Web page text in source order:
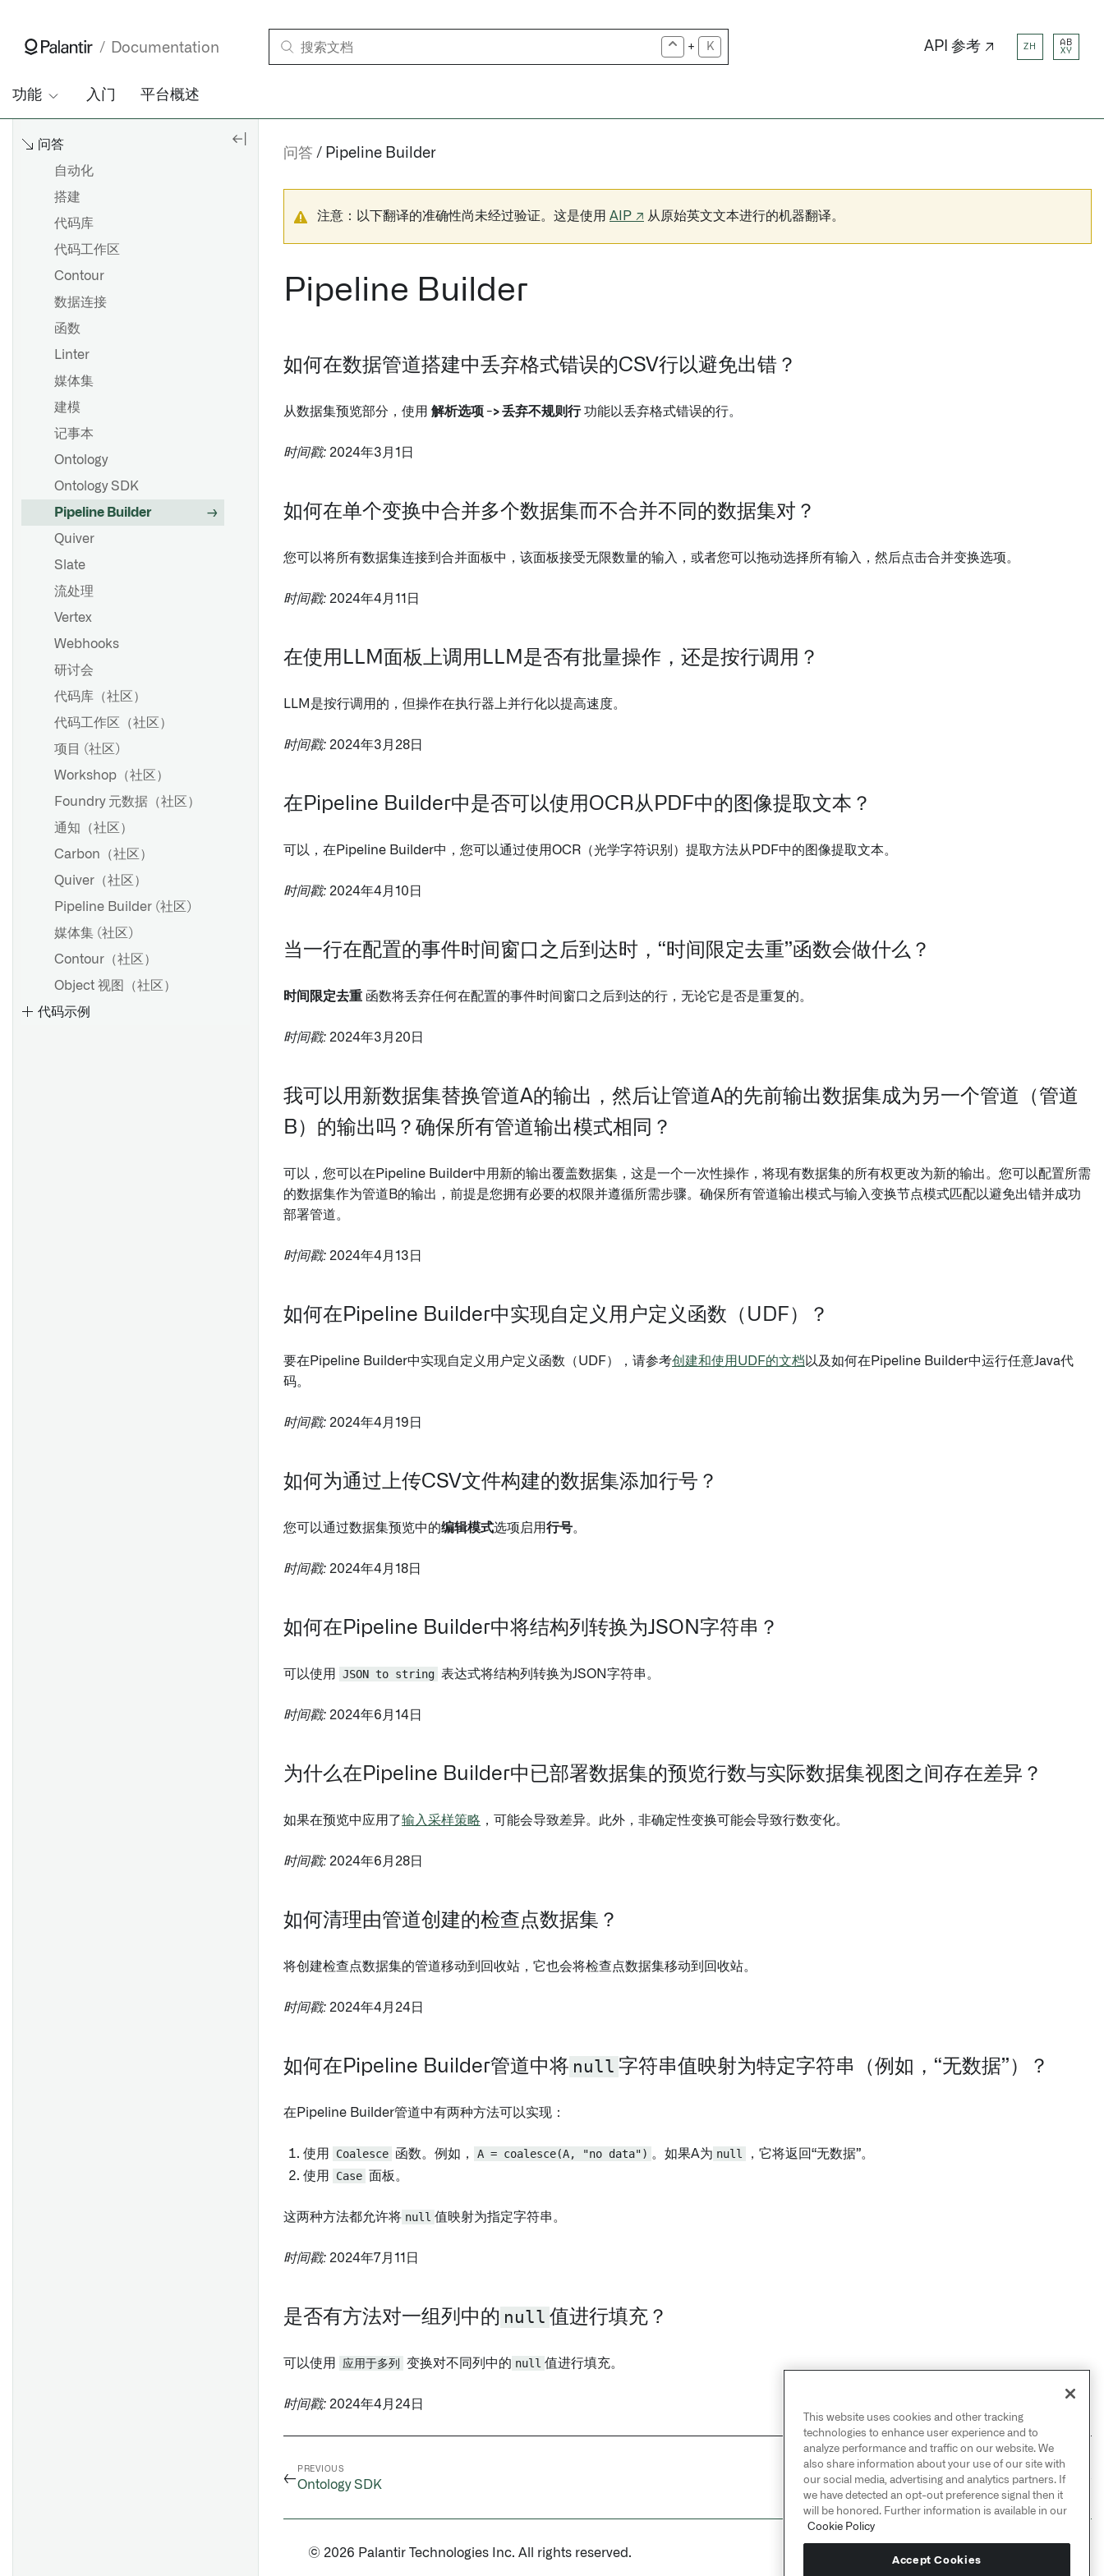
Documentation + K API 参考 ↗ ZH
AB
XY
功能 入门 平台概述
问答
自动化
搭建
代码库
代码工作区
Contour
数据连接
函数
Linter
媒体集
建模
记事本
Ontology
Ontology SDK
Pipeline Builder
Quiver
Slate
流处理
Vertex
Webhooks
研讨会
代码库（社区）
代码工作区（社区）
项目 (社区)
Workshop（社区）
Foundry 元数据（社区）
通知（社区）
Carbon（社区）
Quiver（社区）
Pipeline Builder (社区)
媒体集 (社区)
Contour（社区）
Object 视图（社区）
代码示例
问答 Pipeline Builder
注意：以下翻译的准确性尚未经过验证。这是使用 AIP ↗ 从原始英文文本进行的机器翻译。
Pipeline Builder
如何在数据管道搭建中丢弃格式错误的CSV行以避免出错？
从数据集预览部分，使用 解析选项 -> 丢弃不规则行功能以丢弃格式错误的行。
时间戳: 2024年3月1日
如何在单个变换中合并多个数据集而不合并不同的数据集对？
您可以将所有数据集连接到合并面板中，该面板接受无限数量的输入，或者您可以拖动选择所有输入，然后点击合并变换选项。
时间戳: 2024年4月11日
在使用LLM面板上调用LLM是否有批量操作，还是按行调用？
LLM是按行调用的，但操作在执行器上并行化以提高速度。
时间戳: 2024年3月28日
在Pipeline Builder中是否可以使用OCR从PDF中的图像提取文本？
可以，在Pipeline Builder中，您可以通过使用OCR（光学字符识别）提取方法从PDF中的图像提取文本。
时间戳: 2024年4月10日
当一行在配置的事件时间窗口之后到达时，“时间限定去重”函数会做什么？
时间限定去重 函数将丢弃任何在配置的事件时间窗口之后到达的行，无论它是否是重复的。
时间戳: 2024年3月20日
我可以用新数据集替换管道A的输出，然后让管道A的先前输出数据集成为另一个管道（管道
B）的输出吗？确保所有管道输出模式相同？
可以，您可以在Pipeline Builder中用新的输出覆盖数据集，这是一个一次性操作，将现有数据集的所有权更改为新的输出。您可以配置所需
的数据集作为管道B的输出，前提是您拥有必要的权限并遵循所需步骤。确保所有管道输出模式与输入变换节点模式匹配以避免出错并成功
部署管道。
时间戳: 2024年4月13日
如何在Pipeline Builder中实现自定义用户定义函数（UDF）？
要在Pipeline Builder中实现自定义用户定义函数（UDF），请参考创建和使用UDF的文档 以及如何在Pipeline Builder中运行任意Java代
码。
时间戳: 2024年4月19日
如何为通过上传CSV文件构建的数据集添加行号？
您可以通过数据集预览中的编辑模式选项启用行号。
时间戳: 2024年4月18日
如何在Pipeline Builder中将结构列转换为JSON字符串？
可以使用 JSON to string 表达式将结构列转换为JSON字符串。
时间戳: 2024年6月14日
为什么在Pipeline Builder中已部署数据集的预览行数与实际数据集视图之间存在差异？
如果在预览中应用了输入采样策略 ，可能会导致差异。此外，非确定性变换可能会导致行数变化。
时间戳: 2024年6月28日
如何清理由管道创建的检查点数据集？
将创建检查点数据集的管道移动到回收站，它也会将检查点数据集移动到回收站。
时间戳: 2024年4月24日
如何在Pipeline Builder管道中将 null 字符串值映射为特定字符串（例如，“无数据”）？
在Pipeline Builder管道中有两种方法可以实现：
使用 Coalesce 函数。例如， A = coalesce(A, "no data") 。如果A为 null
，它将返回“无数据”。
使用
Case 面板。
这两种方法都允许将 null 值映射为指定字符串。
时间戳: 2024年7月11日
是否有方法对一组列中的 null 值进行填充？
可以使用 应用于多列 变换对不同列中的 null 值进行填充。
时间戳: 2024年4月24日
←
PREVIOUS
Ontology SDK
NEXT
Quiver
© 2026 Palantir Technologies Inc. All rights reserved.
This website uses cookies and other tracking
technologies to enhance user experience and to
analyze performance and traffic on our website. We
also share information about your use of our site with
our social media, advertising and analytics partners. If
we have detected an opt-out preference signal then it
will be honored. Further information is available in our
Cookie Policy
Accept Cookies